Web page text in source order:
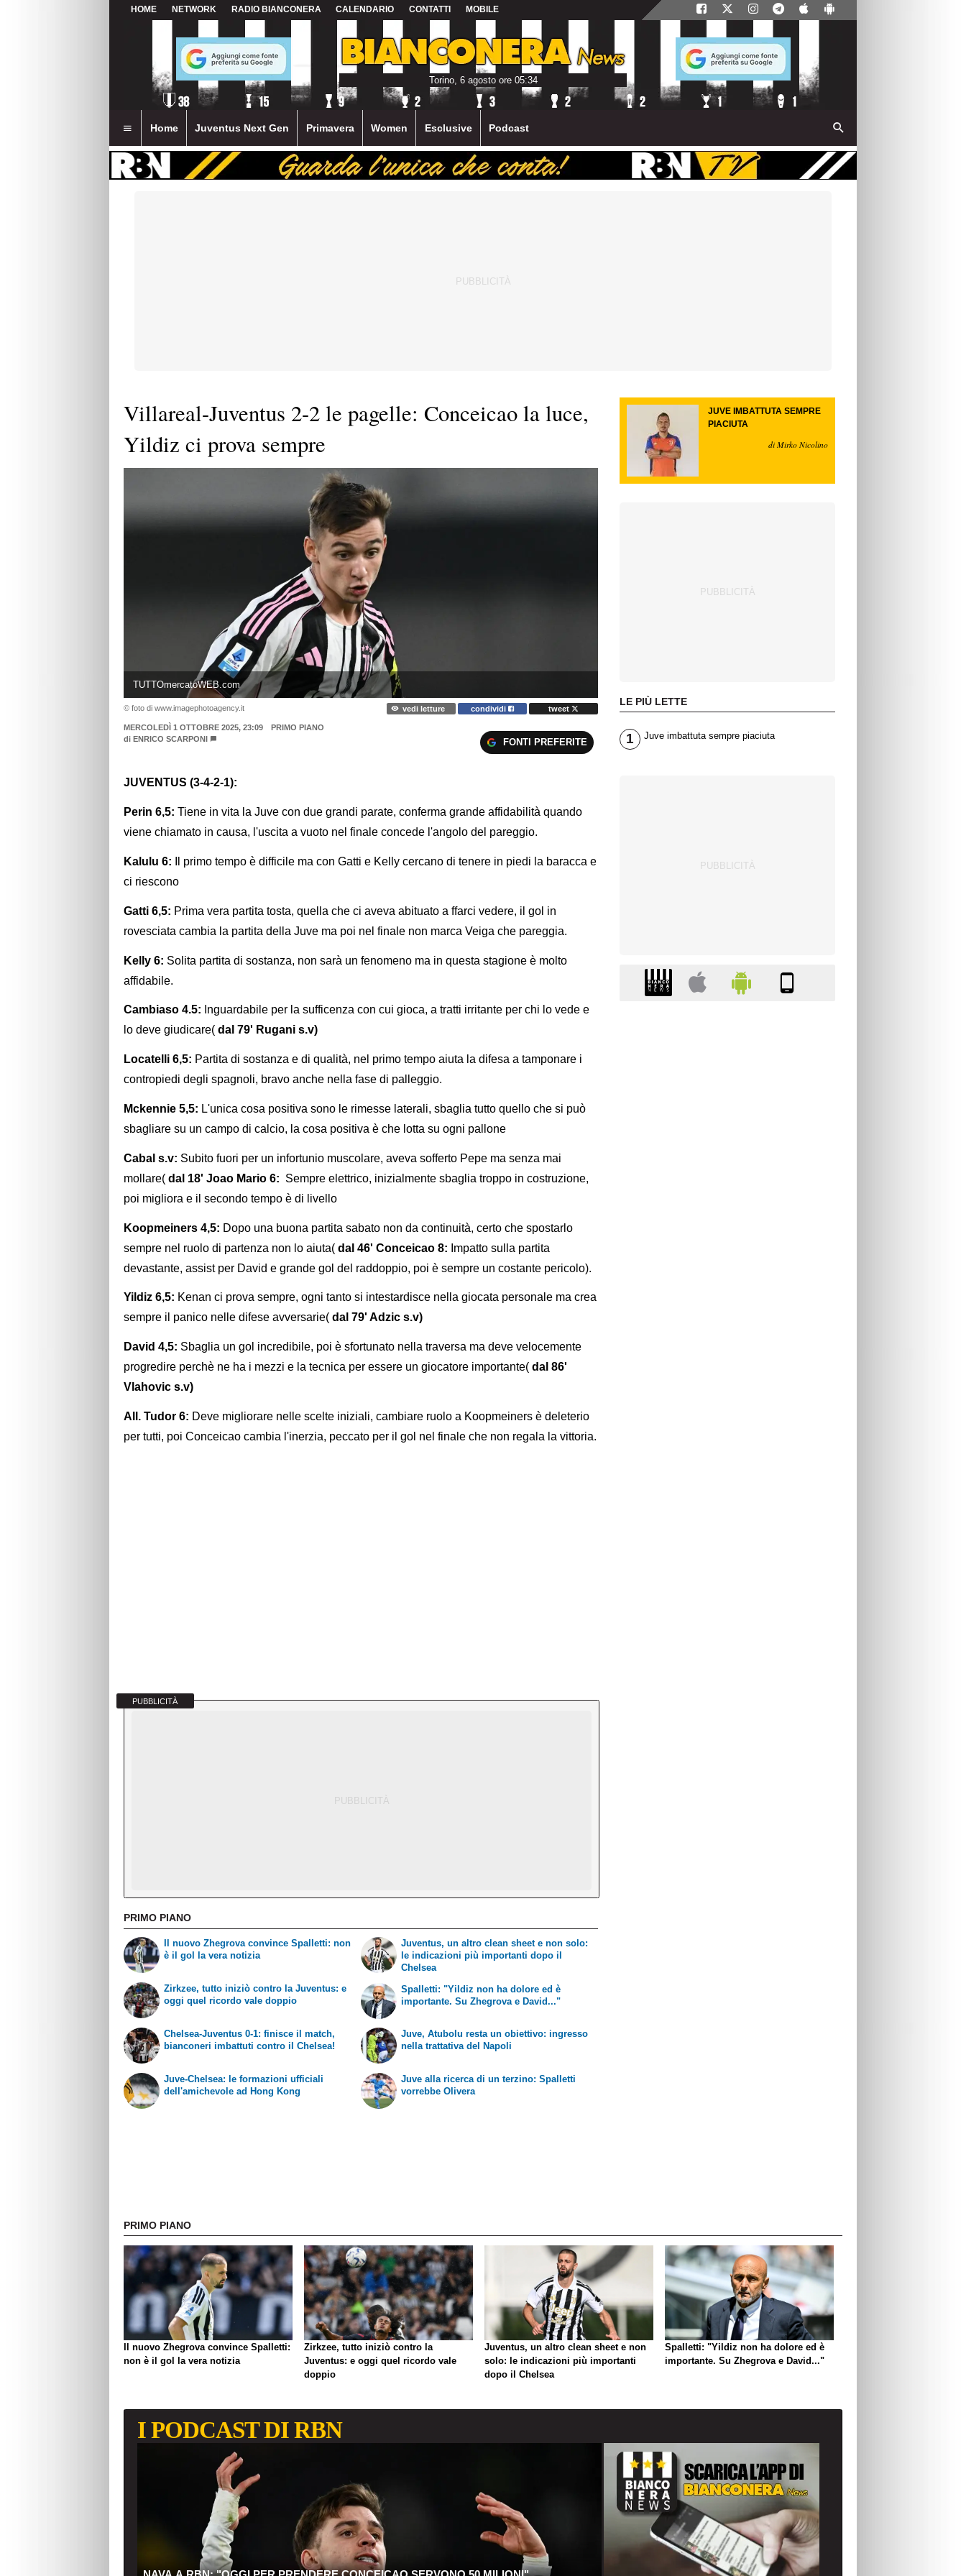
HOME NETWORK RADIO BIANCONERA CALENDARIO CONTATTI MOBILE
Torino, 6 agosto ore 05:34
Home Juventus Next Gen Primavera Women Esclusive Podcast
Villareal-Juventus 2-2 le pagelle: Conceicao la luce,
Yildiz ci prova sempre
TUTTOmercatoWEB.com
© foto di www.imagephotoagency.it vedi letture condividi tweet
MERCOLEDÌ 1 OTTOBRE 2025, 23:09
PRIMO PIANO
di ENRICO SCARPONI FONTI PREFERITE
JUVENTUS (3-4-2-1):
Perin 6,5: Tiene in vita la Juve con due grandi parate, conferma grande affidabilità quando
viene chiamato in causa, l'uscita a vuoto nel finale concede l'angolo del pareggio.
Kalulu 6:
Il primo tempo è difficile ma con Gatti e Kelly cercano di tenere in piedi la baracca e
ci riescono
Gatti 6,5: Prima vera partita tosta, quella che ci aveva abituato a ffarci vedere, il gol in
rovesciata cambia la partita della Juve ma poi nel finale non marca Veiga che pareggia.
Kelly 6: Solita partita di sostanza, non sarà un fenomeno ma in questa stagione è molto
affidabile.
Cambiaso 4.5: Inguardabile per la sufficenza con cui gioca, a tratti irritante per chi lo vede e
lo deve giudicare( dal 79' Rugani s.v)
Locatelli 6,5: Partita di sostanza e di qualità, nel primo tempo aiuta la difesa a tamponare i
contropiedi degli spagnoli, bravo anche nella fase di palleggio.
Mckennie 5,5: L'unica cosa positiva sono le rimesse laterali, sbaglia tutto quello che si può
sbagliare su un campo di calcio, la cosa positiva è che lotta su ogni pallone
Cabal s.v: Subito fuori per un infortunio muscolare, aveva sofferto Pepe ma senza mai
mollare( dal 18' Joao Mario 6: Sempre elettrico, inizialmente sbaglia troppo in costruzione,
poi migliora e il secondo tempo è di livello
Koopmeiners 4,5: Dopo una buona partita sabato non da continuità, certo che spostarlo
sempre nel ruolo di partenza non lo aiuta( dal 46' Conceicao 8: Impatto sulla partita
devastante, assist per David e grande gol del raddoppio, poi è sempre un costante pericolo).
Yildiz 6,5: Kenan ci prova sempre, ogni tanto si intestardisce nella giocata personale ma crea
sempre il panico nelle difese avversarie( dal 79' Adzic s.v)
David 4,5: Sbaglia un gol incredibile, poi è sfortunato nella traversa ma deve velocemente
progredire perchè ne ha i mezzi e la tecnica per essere un giocatore importante( dal 86'
Vlahovic s.v)
All. Tudor 6: Deve migliorare nelle scelte iniziali, cambiare ruolo a Koopmeiners è deleterio
per tutti, poi Conceicao cambia l'inerzia, peccato per il gol nel finale che non regala la vittoria.
PUBBLICITÀ
PRIMO PIANO
Il nuovo Zhegrova convince Spalletti: non
è il gol la vera notizia
Zirkzee, tutto iniziò contro la Juventus: e
oggi quel ricordo vale doppio
Juventus, un altro clean sheet e non solo:
le indicazioni più importanti dopo il
Chelsea
Spalletti: "Yildiz non ha dolore ed è
importante. Su Zhegrova e David..."
Chelsea-Juventus 0-1: finisce il match,
bianconeri imbattuti contro il Chelsea!
Juve-Chelsea: le formazioni ufficiali
dell'amichevole ad Hong Kong
Juve, Atubolu resta un obiettivo: ingresso
nella trattativa del Napoli
Juve alla ricerca di un terzino: Spalletti
vorrebbe Olivera
JUVE IMBATTUTA SEMPRE
PIACIUTA
di Mirko Nicolino
LE PIÙ LETTE
1 Juve imbattuta sempre piaciuta
PRIMO PIANO
Il nuovo Zhegrova convince Spalletti:
non è il gol la vera notizia
Zirkzee, tutto iniziò contro la
Juventus: e oggi quel ricordo vale
doppio
Juventus, un altro clean sheet e non
solo: le indicazioni più importanti
dopo il Chelsea
Spalletti: "Yildiz non ha dolore ed è
importante. Su Zhegrova e David..."
I PODCAST DI RBN